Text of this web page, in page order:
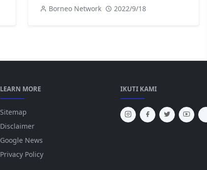
Borneo Network 2022/9/18
LEARN MORE
Sitemap
Disclaimer
Google News
Privacy Policy
IKUTI KAMI